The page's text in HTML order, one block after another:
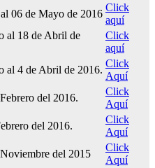
06 de Mayo de 2016
Click
aquí
al 18 de Abril de
Click
aquí
al 4 de Abril de 2016.
Click
Aquí
del 2016.
Click
Aquí
del 2016.
Click
Aquí
del 2015
Click
Aquí